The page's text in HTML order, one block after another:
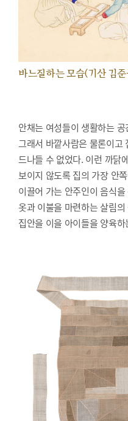
바느질하는 모습(기산 김준
안채는 여성들이 생활하는 공
그래서 바깥사람은 물론이고
드나들 수 없었다. 이런 까닭
보이지 않도록 집의 가장 안
이끌어 가는 안주인이 음식
옷과 이불을 마련하는 살림
집안을 이을 아이들을 양육